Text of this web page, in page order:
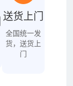
送货上门
全国统一发
货，送货上
门